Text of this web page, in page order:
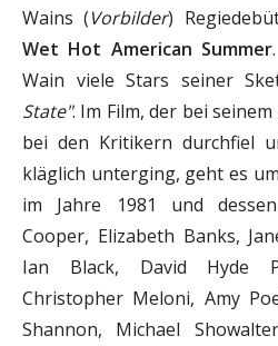
Wains (Vorbilder)
Wet Hot American Summer
Wain viele Stars seiner
State". Im Film, der bei
bei den Kritikern durchfiel
kläglich unterging, geht es
im Jahre 1981 und
Cooper, Elizabeth Banks,
Ian Black, David Hyde
Christopher Meloni, Amy
Shannon, Michael